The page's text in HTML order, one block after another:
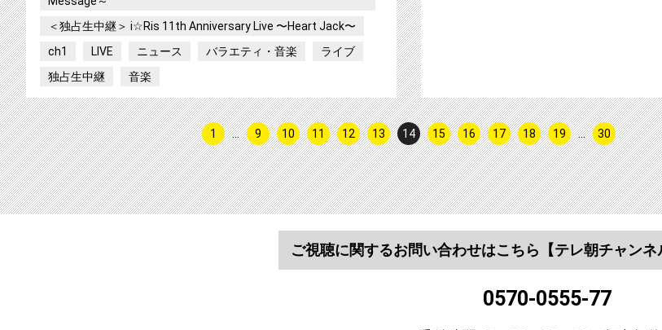
＜独占生中継＞ i☆Ris 11th Anniversary Live 〜Heart Jack〜
ch1
LIVE ニュース バラエティ・音楽
ライブ
独占生中継
音楽
1 … 9 10 11 12 13 14 15 16 17 18 19 … 30
ご視聴に関するお問い合わせはこちら 【テレ朝チャン
0570-0555-77